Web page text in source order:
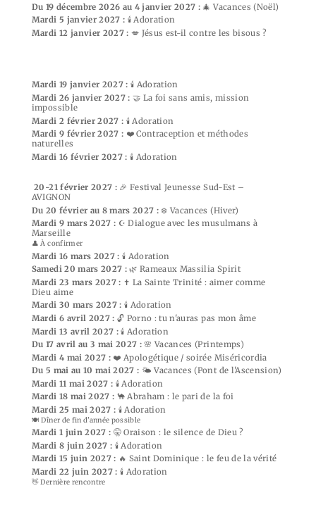
Du 19 décembre 2026 au 4 janvier 2027 : 🎄 Vacances (Noël)
Mardi 5 janvier 2027 : 🕯️ Adoration
Mardi 12 janvier 2027 : 💋 Jésus est-il contre les bisous ?
Mardi 19 janvier 2027 : 🕯️ Adoration
Mardi 26 janvier 2027 : 🤝 La foi sans amis, mission
impossible
Mardi 2 février 2027 : 🕯️ Adoration
Mardi 9 février 2027 : ❤️ Contraception et méthodes
naturelles
Mardi 16 février 2027 : 🕯️ Adoration
20-21 février 2027 :🎉 Festival Jeunesse Sud-Est –
AVIGNON
Du 20 février au 8 mars 2027 : ❄️ Vacances (Hiver)
Mardi 9 mars 2027 : ☪️ Dialogue avec les musulmans à
Marseille
👤 À confirmer
Mardi 16 mars 2027 : 🕯️ Adoration
Samedi 20 mars 2027 :🌿 Rameaux Massilia Spirit
Mardi 23 mars 2027 : ✝️ La Sainte Trinité : aimer comme
Dieu aime
Mardi 30 mars 2027 : 🕯️ Adoration
Mardi 6 avril 2027 : 🔓 Porno : tu n'auras pas mon âme
Mardi 13 avril 2027 :🕯️ Adoration
Du 17 avril au 3 mai 2027 : 🌸 Vacances (Printemps)
Mardi 4 mai 2027 :❤️ Apologétique / soirée Miséricordia
Du 5 mai au 10 mai 2027 : 🌤️ Vacances (Pont de l'Ascension)
Mardi 11 mai 2027 : 🕯️ Adoration
Mardi 18 mai 2027 : 🐪 Abraham : le pari de la foi
Mardi 25 mai 2027 : 🕯️ Adoration
🍽️ Dîner de fin d'année possible
Mardi 1 juin 2027 : 🤫 Oraison : le silence de Dieu ?
Mardi 8 juin 2027 : 🕯️ Adoration
Mardi 15 juin 2027 : 🔥 Saint Dominique : le feu de la vérité
Mardi 22 juin 2027 : 🕯️ Adoration
👋 Dernière rencontre